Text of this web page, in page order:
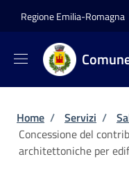
Regione Emilia-Romagna
Briciole di
Home / Servizi /
Concessione del
architettoniche per